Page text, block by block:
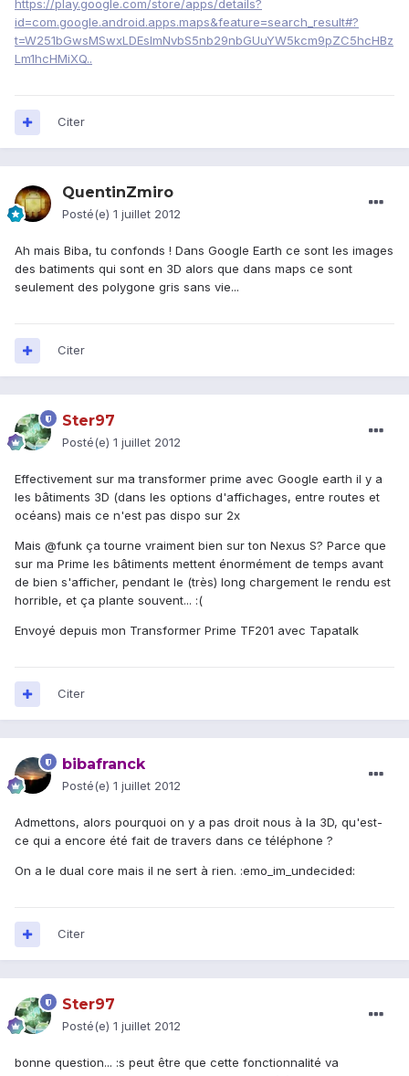
https://play.google.com/store/apps/details?
id=com.google.android.apps.maps&feature=search_result#?
t=W251bGwsMSwxLDEsImNvbS5nb29nbGUuYW5kcm9pZC5hcHBz
Lm1hcHMiXQ..
Citer
QuentinZmiro
Posté(e) 1 juillet 2012
Ah mais Biba, tu confonds ! Dans Google Earth ce sont les images
des batiments qui sont en 3D alors que dans maps ce sont
seulement des polygone gris sans vie...
Citer
Ster97
Posté(e) 1 juillet 2012
Effectivement sur ma transformer prime avec Google earth il y a
les bâtiments 3D (dans les options d'affichages, entre routes et
océans) mais ce n'est pas dispo sur 2x
Mais @funk ça tourne vraiment bien sur ton Nexus S? Parce que
sur ma Prime les bâtiments mettent énormément de temps avant
de bien s'afficher, pendant le (très) long chargement le rendu est
horrible, et ça plante souvent... :(
Envoyé depuis mon Transformer Prime TF201 avec Tapatalk
Citer
bibafranck
Posté(e) 1 juillet 2012
Admettons, alors pourquoi on y a pas droit nous à la 3D, qu'est-
ce qui a encore été fait de travers dans ce téléphone ?
On a le dual core mais il ne sert à rien. :emo_im_undecided:
Citer
Ster97
Posté(e) 1 juillet 2012
bonne question... :s peut être que cette fonctionnalité va